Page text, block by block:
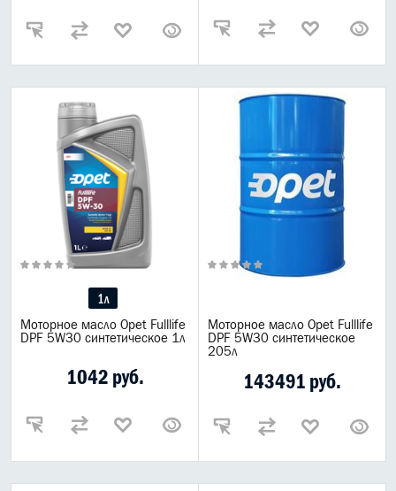
Выгодная цена
Горячие предложения
Распродажа Gazpromneft
Шины
Летние шины
Зимние шины
Шипованные шины
Nokian
1л
Моторное масло Opet Fulllife
DPF 5W30 синтетическое 1л
1042 руб.
Моторное масло Opet Fulllife
DPF 5W30 синтетическое
205л
143491 руб.